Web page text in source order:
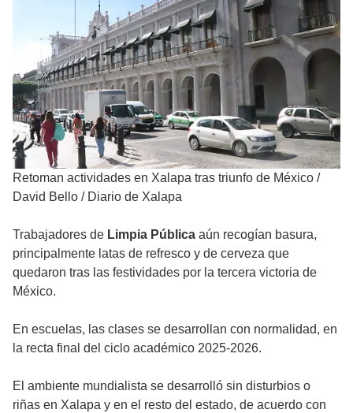
Retoman actividades en Xalapa tras triunfo de México /
David Bello / Diario de Xalapa
Trabajadores de Limpia Pública aún recogían basura,
principalmente latas de refresco y de cerveza que
quedaron tras las festividades por la tercera victoria de
México.
En escuelas, las clases se desarrollan con normalidad, en
la recta final del ciclo académico 2025-2026.
El ambiente mundialista se desarrolló sin disturbios o
riñas en Xalapa y en el resto del estado, de acuerdo con